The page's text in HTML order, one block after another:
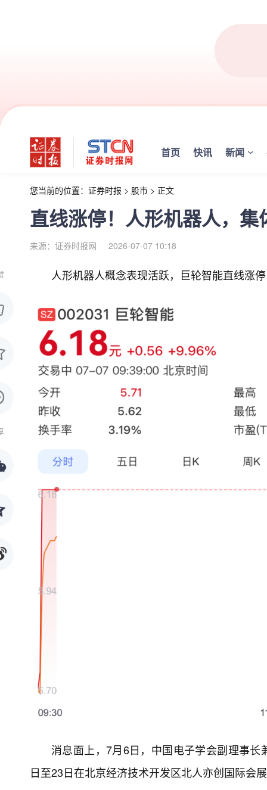
首页 快讯 新闻
您当前的位置： 证券时报 > 股市 > 正文
直线涨停！人形机器人，集
来源：证券时报网 2026-07-07 10:18
人形机器人概念表现活跃，巨轮智能直线涨
消息面上，7月6日，中国电子学会副理事
日至23日在北京经济技术开发区北人亦创国际会